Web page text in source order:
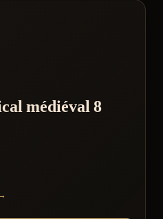
médiéval 8